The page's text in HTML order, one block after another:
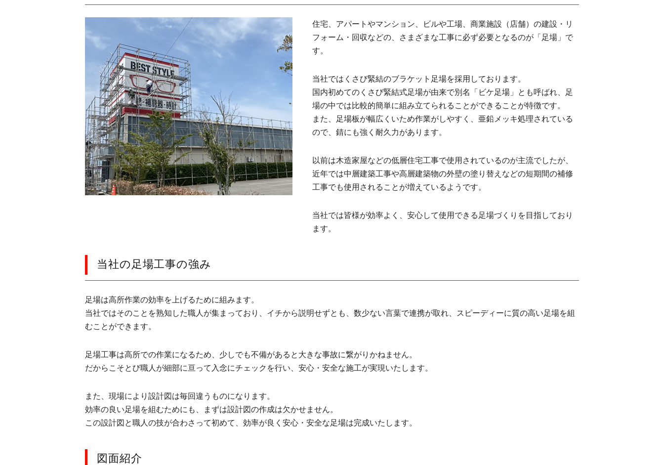
住宅、アパートやマンション、ビルや工場、商業施設（店舗）の建設・リ
フォーム・回収などの、さまざまな工事に必ず必要となるのが「足場」で
す。
当社ではくさび緊結のブラケット足場を採用しております。
国内初めてのくさび緊結式足場が由来で別名「ビケ足場」とも呼ばれ、足
場の中では比較的簡単に組み立てられることができることが特徴です。
また、足場板が幅広くいため作業がしやすく、亜鉛メッキ処理されている
ので、錆にも強く耐久力があります。
以前は木造家屋などの低層住宅工事で使用されているのが主流でしたが、
近年では中層建築工事や高層建築物の外壁の塗り替えなどの短期間の補修
工事でも使用されることが増えているようです。
当社では皆様が効率よく、安心して使用できる足場づくりを目指しており
ます。
当社の足場工事の強み
足場は高所作業の効率を上げるために組みます。
当社ではそのことを熟知した職人が集まっており、イチから説明せずとも、数少ない言葉で連携が取れ、スピーディーに質の高い足場を組
むことができます。
足場工事は高所での作業になるため、少しでも不備があると大きな事故に繋がりかねません。
だからこそとび職人が細部に亘って入念にチェックを行い、安心・安全な施工が実現いたします。
また、現場により設計図は毎回違うものになります。
効率の良い足場を組むためにも、まずは設計図の作成は欠かせません。
この設計図と職人の技が合わさって初めて、効率が良く安心・安全な足場は完成いたします。
図面紹介